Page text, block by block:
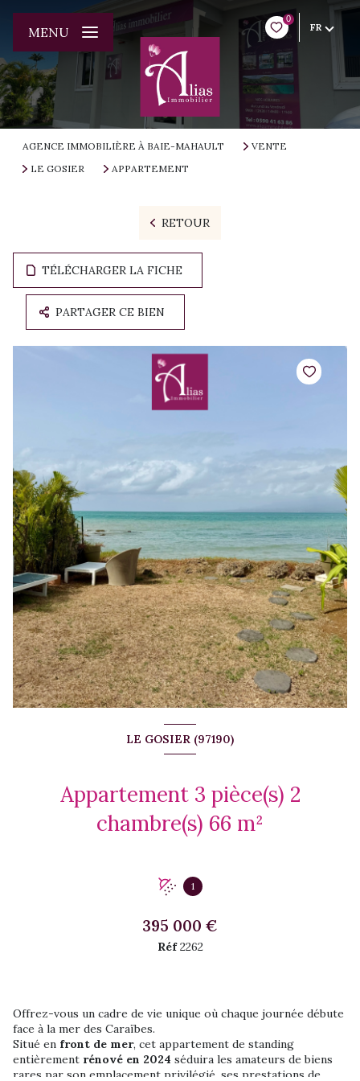
0
FR
MENU
AGENCE IMMOBILIÈRE À BAIE-MAHAULT
VENTE
LE GOSIER
APPARTEMENT
RETOUR
TÉLÉCHARGER LA FICHE
PARTAGER CE BIEN
LE GOSIER (97190)
Appartement 3 pièce(s) 2
chambre(s) 66 m²
1
395 000 €
Réf2262
Offrez-vous un cadre de vie unique où chaque journée débute
face à la mer des Caraïbes.
Situé en front de mer, cet appartement de standing
entièrement rénové en 2024 séduira les amateurs de biens
rares par son emplacement privilégié, ses prestations de